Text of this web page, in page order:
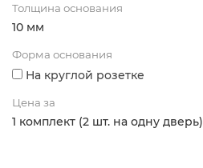
Толщина основания
10 мм
Форма основания
На круглой розетке
Цена за
1 комплект (2 шт. на одну дверь)